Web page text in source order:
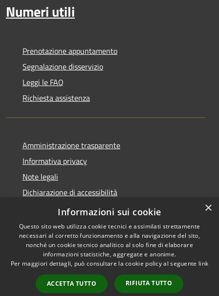
Numeri utili
Prenotazione appuntamento
Segnalazione disservizio
Leggi le FAQ
Richiesta assistenza
Amministrazione trasparente
Informativa privacy
Note legali
Dichiarazione di accessibilità
Whistleblowing
Accessibilità
Copyright © 2026 • Comune di
Abbiategrasso • Powered by
Municipium•
Accesso
redazione
×
Informazioni sui cookie
Questo sito web utilizza cookie tecnici e assimilati strettamente
necessari al corretto funzionamento e alla navigazione del sito,
nonché un cookie tecnico analitico al solo fine di elaborare
informazioni statistiche, aggregate e anonime.
Per maggiori dettagli, può consultare la cookie policy al seguente link
ACCETTA TUTTO RIFIUTA TUTTO